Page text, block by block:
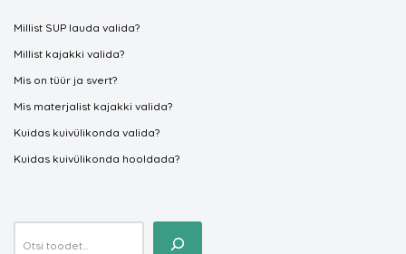
Millist SUP lauda valida?
Millist kajakki valida?
Mis on tüür ja svert?
Mis materjalist kajakki valida?
Kuidas kuivülikonda valida?
Kuidas kuivülikonda hooldada?